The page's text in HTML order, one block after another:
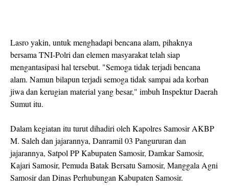
Lasro yakin, untuk menghadapi bencana alam, pihaknya
bersama TNI-Polri dan elemen masyarakat telah siap
mengantasipasi hal tersebut. "Semoga tidak terjadi bencana
alam. Namun bilapun terjadi semoga tidak sampai ada korban
jiwa dan kerugian material yang besar," imbuh Inspektur Daerah
Sumut itu.
Dalam kegiatan itu turut dihadiri oleh Kapolres Samosir AKBP
M. Saleh dan jajarannya, Danramil 03 Pangururan dan
jajarannya, Satpol PP Kabupaten Samosir, Damkar Samosir,
Kajari Samosir, Pemuda Batak Bersatu Samosir, Manggala Agni
Samosir dan Dinas Perhubungan Kabupaten Samosir.